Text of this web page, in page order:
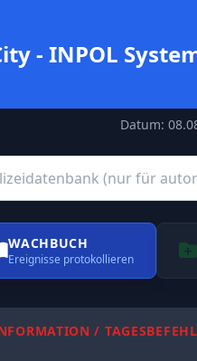
- INPOL
Datum:
WACHBUCH
Ereignisse protokollieren
/ TAGESBEFEHL